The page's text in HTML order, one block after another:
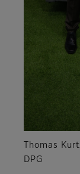
Thomas
DPG